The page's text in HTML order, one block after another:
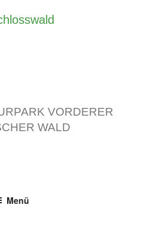
VORDERER
WALD
Menü